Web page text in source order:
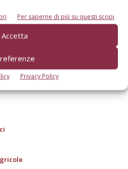
Per saperne di più su questi scopi
Accetta
Privacy Policy
riservati. Sede legale Via Eritrea 21 -
IVA e Iscrizione al Registro delle
n. 6111 del 12/06/1992)
Postale DL 353/2003 conv. L.
ROC n. 24344 dell'11 marzo 2014